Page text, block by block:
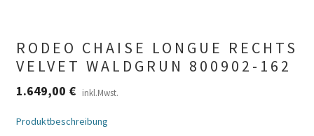
RODEO CHAISE LONGUE RECHTS
VELVET WALDGRUN 800902-162
1.649,00 € inkl.Mwst.
Produktbeschreibung